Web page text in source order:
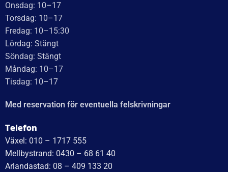
Onsdag: 10–17
Torsdag: 10–17
Fredag: 10–15:30
Lördag: Stängt
Söndag: Stängt
Måndag: 10–17
Tisdag: 10–17
Med reservation för eventuella felskrivningar
Telefon
Växel: 010 – 1717 555
Mellbystrand: 0430 – 68 61 40
Arlandastad: 08 – 409 133 20